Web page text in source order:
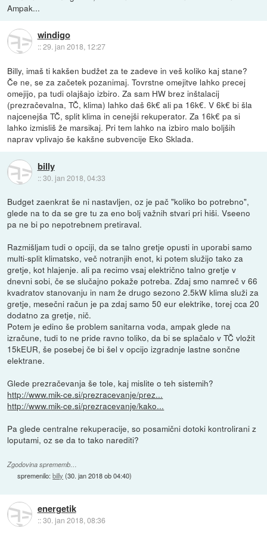
Ampak...
windigo
::29. jan 2018, 12:27
Billy, imaš ti kakšen budžet za te zadeve in veš koliko kaj stane?
Če ne, se za začetek pozanimaj. Tovrstne omejitve lahko precej
omejijo, pa tudi olajšajo izbiro. Za sam HW brez inštalacij
(prezračevalna, TČ, klima) lahko daš 6k€ ali pa 16k€. V 6k€ bi šla
najcenejša TČ, split klima in cenejši rekuperator. Za 16k€ pa si
lahko izmisliš že marsikaj. Pri tem lahko na izbiro malo boljših
naprav vplivajo še kakšne subvencije Eko Sklada.
billy
::30. jan 2018, 04:33
Budget zaenkrat še ni nastavljen, oz je pač "koliko bo potrebno",
glede na to da se gre tu za eno bolj važnih stvari pri hiši. Vseeno
pa ne bi po nepotrebnem pretiraval.
Razmišljam tudi o opciji, da se talno gretje opusti in uporabi samo
multi-split klimatsko, več notranjih enot, ki potem služijo tako za
gretje, kot hlajenje. ali pa recimo vsaj električno talno gretje v
dnevni sobi, če se slučajno pokaže potreba. Zdaj smo namreč v 66
kvadratov stanovanju in nam že drugo sezono 2.5kW klima služi za
gretje, mesečni račun je pa zdaj samo 50 eur elektrike, torej cca 20
dodatno za gretje, nič.
Potem je edino še problem sanitarna voda, ampak glede na
izračune, tudi to ne pride ravno toliko, da bi se splačalo v TČ vložit
15kEUR, še posebej če bi šel v opcijo izgradnje lastne sončne
elektrane.
Glede prezračevanja še tole, kaj mislite o teh sistemih?
http://www.mik-ce.si/prezracevanje/prez...
http://www.mik-ce.si/prezracevanje/kako...
Pa glede centralne rekuperacije, so posamični dotoki kontrolirani z
loputami, oz se da to tako narediti?
Zgodovina sprememb…
spremenilo:billy (30. jan 2018 ob 04:40)
energetik
::30. jan 2018, 08:36